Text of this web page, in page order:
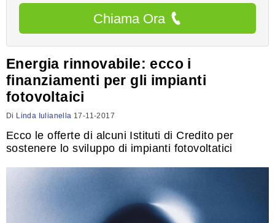
Chiama Ora
Energia rinnovabile: ecco i
finanziamenti per gli impianti
fotovoltaici
Di Linda Iulianella 17-11-2017
Ecco le offerte di alcuni Istituti di Credito per
sostenere lo sviluppo di impianti fotovoltatici